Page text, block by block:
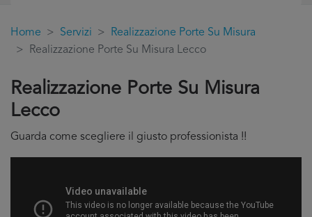
Home Servizi
Realizzazione Porte Su Misura
Realizzazione Porte Su Misura Lecco
Realizzazione Porte Su Misura
Lecco
Guarda come scegliere il giusto professionista !!